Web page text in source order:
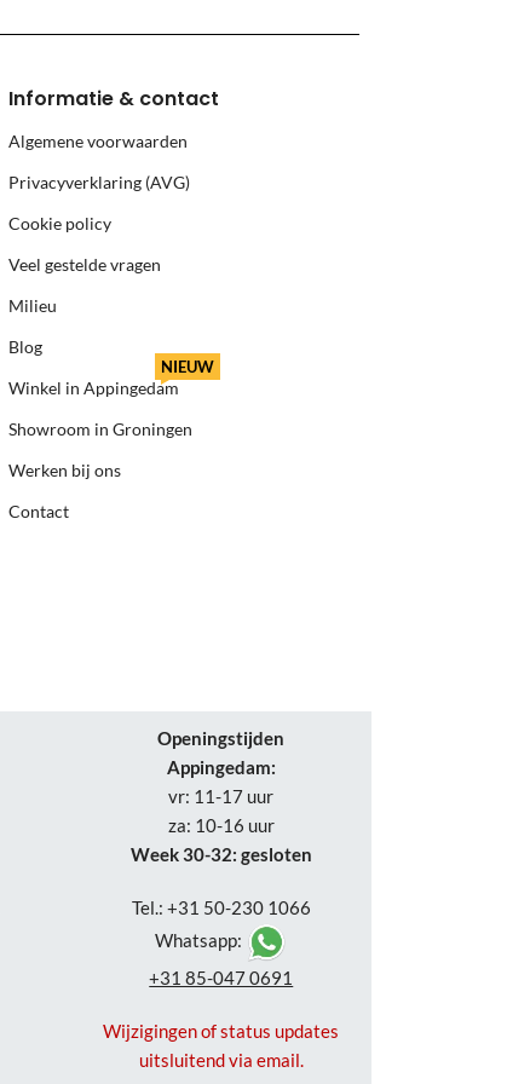
Informatie & contact
Algemene voorwaarden
Privacyverklaring (AVG)
Cookie policy
Veel gestelde vragen
Milieu
Blog
Winkel in Appingedam
NIEUW
Showroom in Groningen
Werken bij ons
Contact
Openingstijden
Appingedam:
vr: 11-17 uur
za: 10-16 uur
Week 30-32: gesloten
Tel.: +31 50-230 1066
Whatsapp:
+31 85-047 0691
Wijzigingen of status updates
uitsluitend via email.